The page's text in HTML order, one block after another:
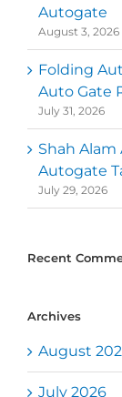
Autogate
August 3, 2026
Folding
Auto Gate
July 31, 2026
Shah
Autogate
July 29, 2026
Recent
Archives
August
July 2026